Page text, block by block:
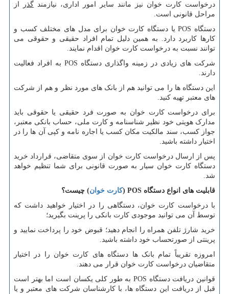
درخواست کارت خوان نیز مانند سایر امور اداری، نیازمند گذر
از
مراحل قانونی است.
دستگاه POSیا دستگاه کارت خوان برای مدل های مختلف کسب و
کارها کاربرد دارد. به همین دلیل تمام افراد حقیقی و حقوقی می
توانند نسبت به درخواست کارت خوان اقدام نمایند.
شرکت های زیادی در زمینه واگذاری دستگاه POS به افراد فعالیت
دارند.
این دستگاه ها را می توانید هم از بانک های مورد نظر و هم از شرکت
های معتبر تهیه کنید.
برای درخواست کارت خوان به صورت فرد حقیقی یا حقوقی باید
مدارک هویتی خود نظیر شناسنامه و کارت ملی، حساب بانکی معتبر،
جواز کسب، سند مالکیت مکان کسب یا اجاره نامه و کپی آن ها را در
اختیار داشته باشید.
پس از ارسال درخواست کارت خوان از سوی متقاضی، قرارداد خرید
دستگاه کارت خوان سیار به صورت قانونی برای شما تنظیم خواهد
شد.
قابلیت های انواع دستگاه POS
(کارت خوان) چیست؟
با درخواست کارت خوان، دستگاهی را در اختیار خواهید داشت که
توسط آن می توانید موجودی کارت بانکی را پرینت بگیرید؛
خرید شارژ تلفن همراه را انجام دهید؛ قبوض خود را پرداخت نمایید و
پرینتی از صورتحساب خود داشته باشید.
امروزه تقریباً تمام بانک ها دستگاه های کارت خوان را در اختیار
متقاضیان درخواست کارت خوان قرار می دهند.
قوانین دریافت دستگاه POSبه طور کلی یکسان است اما بهتر است
قبل از دریافت این دستگاه ها، با کارشناسان شرکت های معتبر و یا